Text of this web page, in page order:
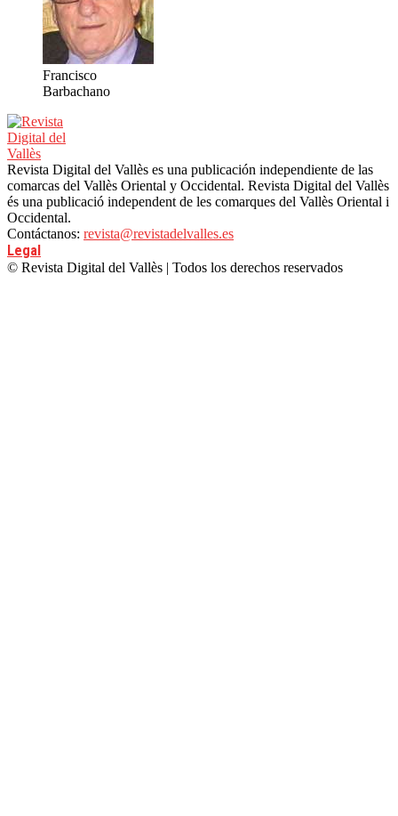
Francisco
Barbachano
Revista Digital del Vallès es una publicación independiente de las
comarcas del Vallès Oriental y Occidental. Revista Digital del Vallès
és una publicació independent de les comarques del Vallès Oriental i
Occidental.
Contáctanos: revista@revistadelvalles.es
Legal
© Revista Digital del Vallès | Todos los derechos reservados